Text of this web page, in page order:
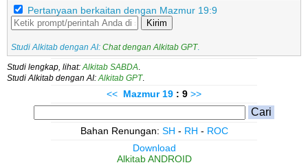
Pertanyaan berkaitan dengan Mazmur 19:9
Kirim
Studi Alkitab dengan AI: Chat dengan Alkitab GPT.
Studi lengkap, lihat: Alkitab SABDA
Studi Alkitab dengan AI: Alkitab GPT.
<< Mazmur 19 : 9 >>
Bahan Renungan: SH - RH - ROC
Download
Alkitab ANDROID